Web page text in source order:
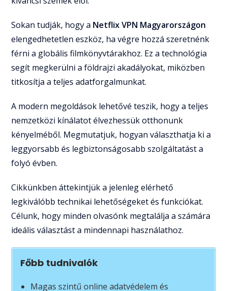
Sokan tudják, hogy a Netflix VPN Magyarországon
elengedhetetlen eszköz, ha végre hozzá szeretnénk
férni a globális filmkönyvtárakhoz. Ez a technológia
segít megkerülni a földrajzi akadályokat, miközben
titkosítja a teljes adatforgalmunkat.
A modern megoldások lehetővé teszik, hogy a teljes
nemzetközi kínálatot élvezhessük otthonunk
kényelméből. Megmutatjuk, hogyan választhatja ki a
leggyorsabb és legbiztonságosabb szolgáltatást a
folyó évben.
Cikkünkben áttekintjük a jelenleg elérhető
legkiválóbb technikai lehetőségeket és funkciókat.
Célunk, hogy minden olvasónk megtalálja a számára
ideális választást a mindennapi használathoz.
Főbb tudnivalók
Magas szintű online adatvédelem és